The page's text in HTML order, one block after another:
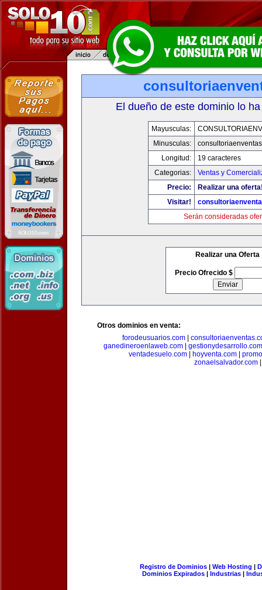
El dueño de este dominio lo
Mayusculas:
Minusculas:
Longitud:
19 caracteres
Categorias:
Ventas y
Precio:
Realizar una
Visitar!
Serán consideradas
Realizar una Oferta
Precio Ofrecido $
Otros dominios en venta:
forodeusuarios.com
ganedineroenlaweb.com
gestionydesarrollo.com
ventadesuelo.com
hoyventa.com
zonaelsalvador.com|
Registro de Dominios| Web Hosting |
Dominios Expirados | Industrias |